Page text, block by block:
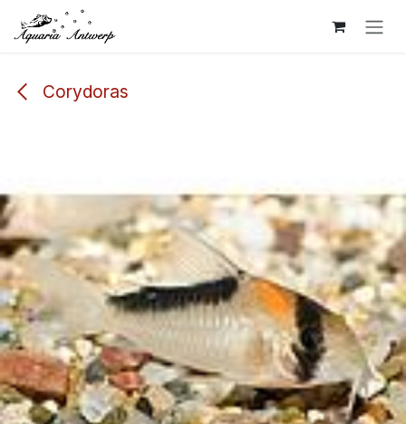
Overslaan naar inhoud
Corydoras